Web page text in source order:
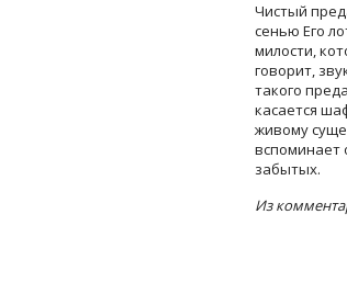
Чистый
сенью Его
милости,
говорит,
такого
касается
живому
вспоминает
забытых.
Из